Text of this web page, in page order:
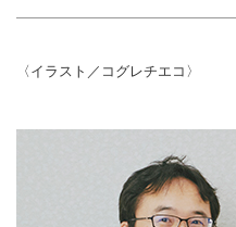
〈イラスト／コグレチエコ〉